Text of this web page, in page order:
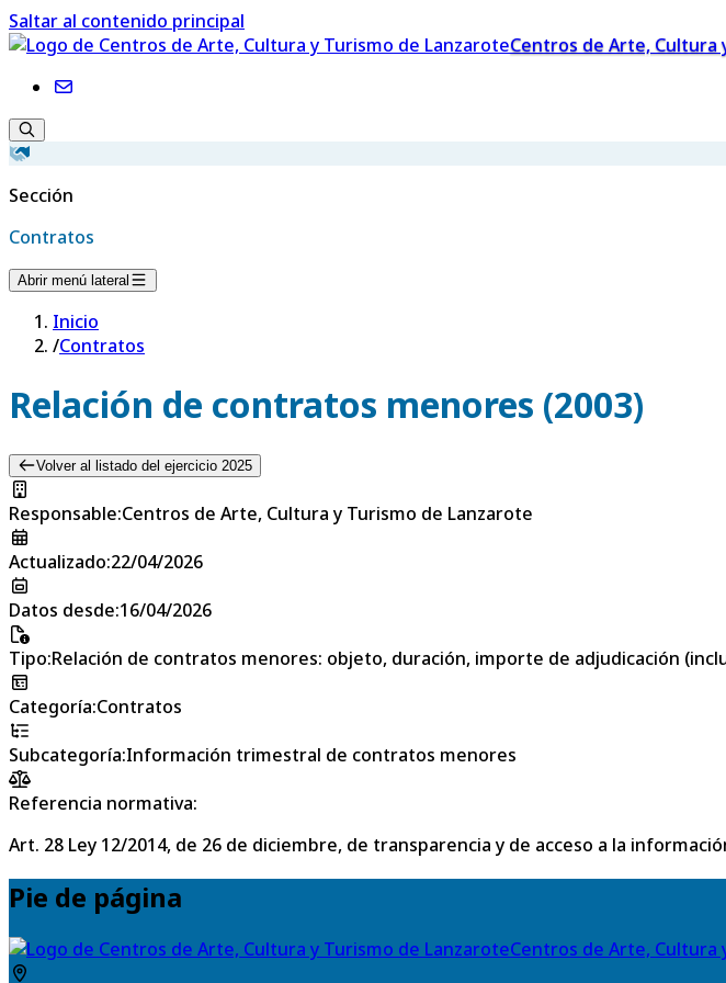
Saltar al contenido principal
Centros de Arte, Cultura
Sección
Contratos
Abrir menú lateral
Inicio
/Contratos
Relación de contratos menores (2003)
Volver al listado del ejercicio 2025
Responsable:Centros de Arte, Cultura y Turismo de Lanzarote
Actualizado:22/04/2026
Datos desde:16/04/2026
Tipo:Relación de contratos menores: objeto, duración, importe de adjudicación
Categoría:Contratos
Subcategoría:Información trimestral de contratos menores
Referencia normativa:
Art. 28 Ley 12/2014, de 26 de diciembre, de transparencia y de acceso a la
Pie de página
Centros de Arte, Cultura